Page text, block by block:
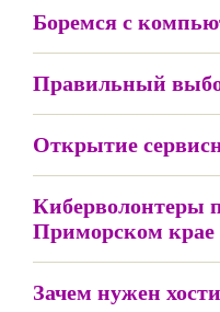
Боремся с
Правильный
Открытие
Киберволонтеры
Приморском крае
Зачем нужен